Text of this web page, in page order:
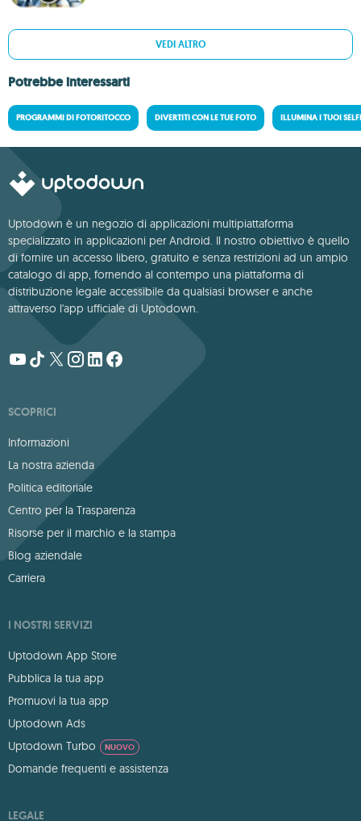
VEDI ALTRO
Potrebbe interessarti
PROGRAMMI DI FOTORITOCCO DIVERTITI CON LE TUE FOTO ILLUMINA I TUOI
Uptodown è un negozio di applicazioni multipiattaforma
specializzato in applicazioni per Android. Il nostro obiettivo è quello
di fornire un accesso libero, gratuito e senza restrizioni ad un ampio
catalogo di app, fornendo al contempo una piattaforma di
distribuzione legale accessibile da qualsiasi browser e anche
attraverso l'app ufficiale di Uptodown.
SCOPRICI
Informazioni
La nostra azienda
Politica editoriale
Centro per la Trasparenza
Risorse per il marchio e la stampa
Blog aziendale
Carriera
I NOSTRI SERVIZI
Uptodown App Store
Pubblica la tua app
Promuovi la tua app
Uptodown Ads
Uptodown Turbo
NUOVO
Domande frequenti e assistenza
LEGALE